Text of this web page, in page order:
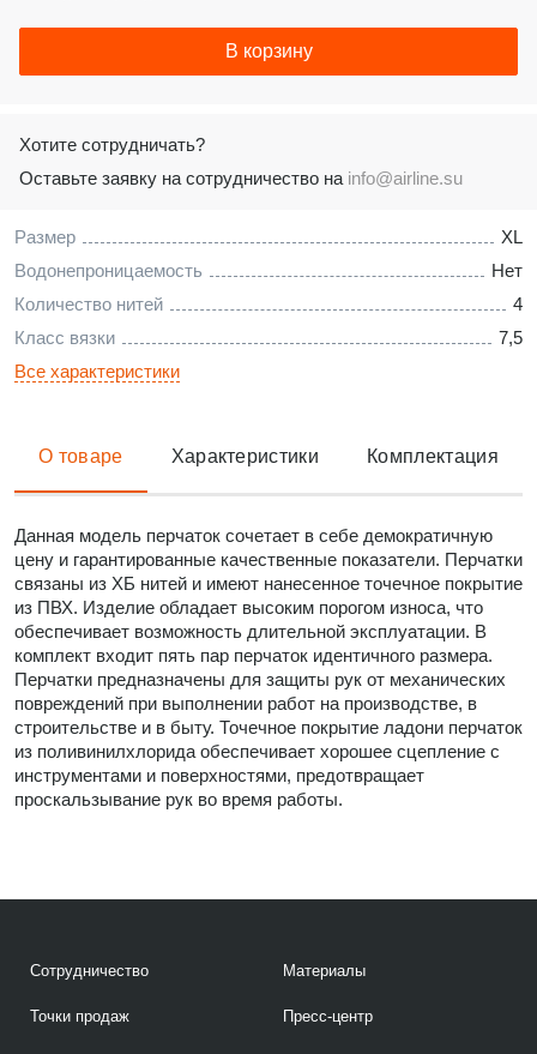
Размер
XL
Водонепроницаемость
Нет
Количество нитей
4
Класс вязки
7,5
Все характеристики
В корзину
Хотите сотрудничать?
Оставьте заявку на сотрудничество на info@airline.su
О товаре Характеристики Комплектация
Данная модель перчаток сочетает в себе демократичную
цену и гарантированные качественные показатели. Перчатки
связаны из ХБ нитей и имеют нанесенное точечное покрытие
из ПВХ. Изделие обладает высоким порогом износа, что
обеспечивает возможность длительной эксплуатации. В
комплект входит пять пар перчаток идентичного размера.
Перчатки предназначены для защиты рук от механических
повреждений при выполнении работ на производстве, в
строительстве и в быту. Точечное покрытие ладони перчаток
из поливинилхлорида обеспечивает хорошее сцепление с
инструментами и поверхностями, предотвращает
проскальзывание рук во время работы.
Сотрудничество
Точки продаж
Материалы
Пресс-центр